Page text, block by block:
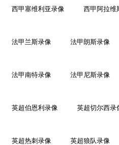
西甲塞维利亚录像 西甲阿拉维
法甲兰斯录像 法甲朗斯录像
法甲南特录像 法甲尼斯录像
英超伯恩利录像 英超切尔西录
英超热刺录像 英超狼队录像